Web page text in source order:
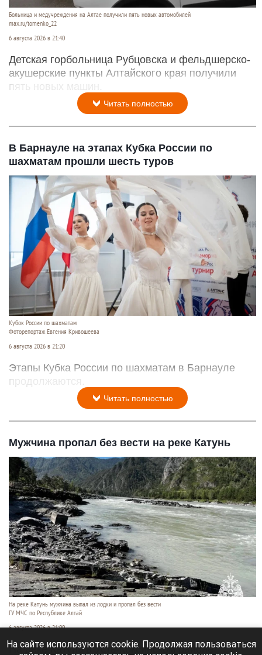
Больница и медучреждения на Алтае получили пять новых автомобилей
max.ru/tomenko_22
6 августа 2026 в 21:40
Детская горбольница Рубцовска и фельдшерско-
акушерские пункты Алтайского края получили
пять новых машин.
Читать полностью
В Барнауле на этапах Кубка России по
шахматам прошли шесть туров
Кубок России по шахматам
Фоторепортаж Евгения Кривошеева
6 августа 2026 в 21:20
Этапы Кубка России по шахматам в Барнауле
продолжаются.
Читать полностью
Мужчина пропал без вести на реке Катунь
На реке Катунь мужчина выпал из лодки и пропал без вести
ГУ МЧС по Республике Алтай
6 августа 2026 в 21:00
На реке Катунь в Усть-Коксинском районе
На сайте используются cookie. Продолжая пользоваться